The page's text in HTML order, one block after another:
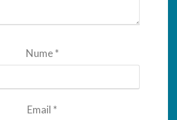
Nume*
Email *